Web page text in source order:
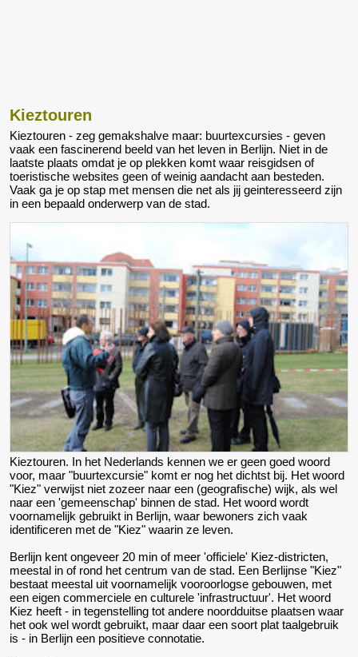
Kieztouren
Kieztouren - zeg gemakshalve maar: buurtexcursies - geven
vaak een fascinerend beeld van het leven in Berlijn. Niet in de
laatste plaats omdat je op plekken komt waar reisgidsen of
toeristische websites geen of weinig aandacht aan besteden.
Vaak ga je op stap met mensen die net als jij geinteresseerd zijn
in een bepaald onderwerp van de stad.
Kieztouren. In het Nederlands kennen we er geen goed woord
voor, maar "buurtexcursie" komt er nog het dichtst bij. Het woord
"Kiez" verwijst niet zozeer naar een (geografische) wijk, als wel
naar een 'gemeenschap' binnen de stad. Het woord wordt
voornamelijk gebruikt in Berlijn, waar bewoners zich vaak
identificeren met de "Kiez" waarin ze leven.
Berlijn kent ongeveer 20 min of meer 'officiele' Kiez-districten,
meestal in of rond het centrum van de stad. Een Berlijnse "Kiez"
bestaat meestal uit voornamelijk vooroorlogse gebouwen, met
een eigen commerciele en culturele 'infrastructuur'. Het woord
Kiez heeft - in tegenstelling tot andere noordduitse plaatsen waar
het ook wel wordt gebruikt, maar daar een soort plat taalgebruik
is - in Berlijn een positieve connotatie.